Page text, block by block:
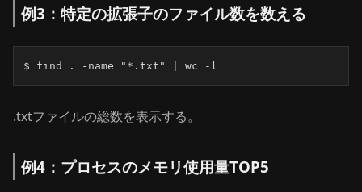
例3：特定の拡張子のファイル数を数える
$ find . -name "*.txt" | wc -l
.txtファイルの総数を表示する。
例4：プロセスのメモリ使用量TOP5